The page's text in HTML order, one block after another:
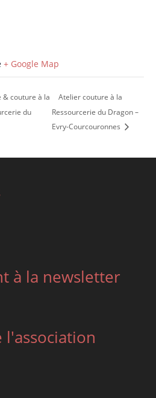
+ Google Map
& couture à la
du
Atelier couture à la
Ressourcerie du Dragon –
Evry-Courcouronnes
à la newsletter
l'association